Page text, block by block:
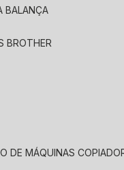
BALANÇA
BROTHER
DE MÁQUINAS